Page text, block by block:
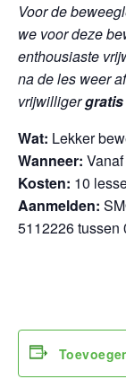
Voor de
we voor deze
enthousiaste
na de les weer
vrijwilligergratis
Wat: Lekker
Wanneer: V
Kosten: 10
Aanmelden:
5112226 tussen